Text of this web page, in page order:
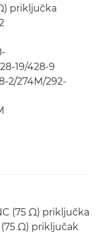
priključka
19/428-9
2/274M/292-
(75 Ω) priključka
(75 Ω) priključak